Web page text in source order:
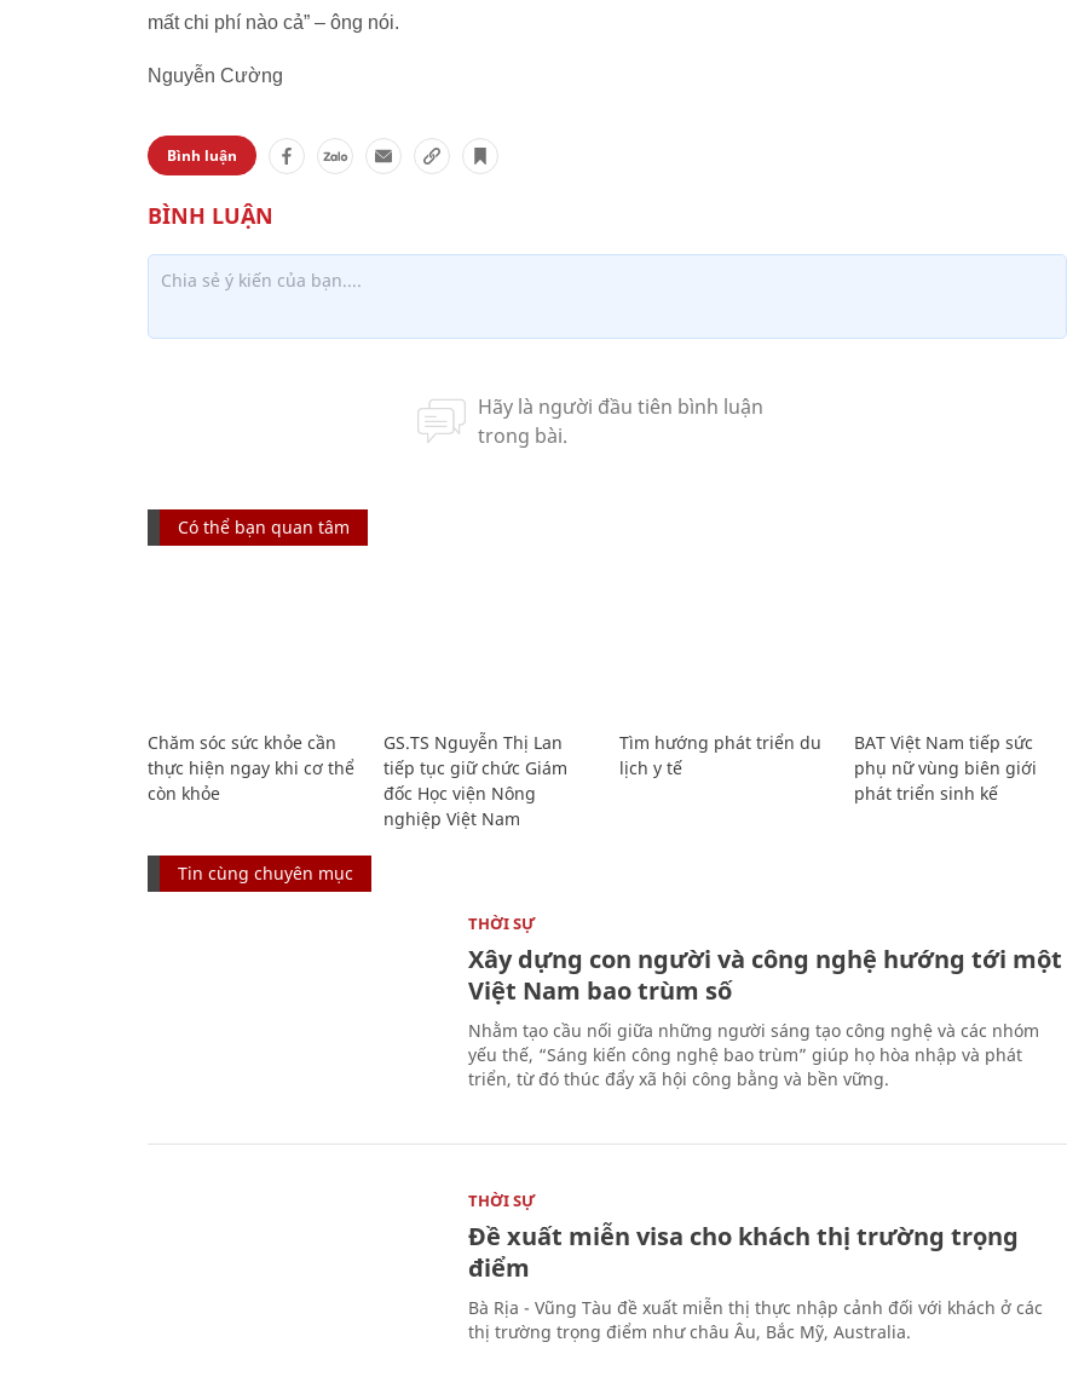
mất chi phí nào cả” – ông nói.
Nguyễn Cường
Bình luận
Có thể bạn quan tâm
Chăm sóc sức khỏe cần
thực hiện ngay khi cơ thể
còn khỏe
GS.TS Nguyễn Thị Lan
tiếp tục giữ chức Giám
đốc Học viện Nông
nghiệp Việt Nam
Tìm hướng phát triển du
lịch y tế
BAT Việt Nam tiếp sức
phụ nữ vùng biên giới
phát triển sinh kế
Tin cùng chuyên mục
THỜI SỰ
Xây dựng con người và công nghệ hướng tới một
Việt Nam bao trùm số
Nhằm tạo cầu nối giữa những người sáng tạo công nghệ và các nhóm
yếu thế, “Sáng kiến công nghệ bao trùm” giúp họ hòa nhập và phát
triển, từ đó thúc đẩy xã hội công bằng và bền vững.
THỜI SỰ
Đề xuất miễn visa cho khách thị trường trọng
điểm
Bà Rịa - Vũng Tàu đề xuất miễn thị thực nhập cảnh đối với khách ở các
thị trường trọng điểm như châu Âu, Bắc Mỹ, Australia.